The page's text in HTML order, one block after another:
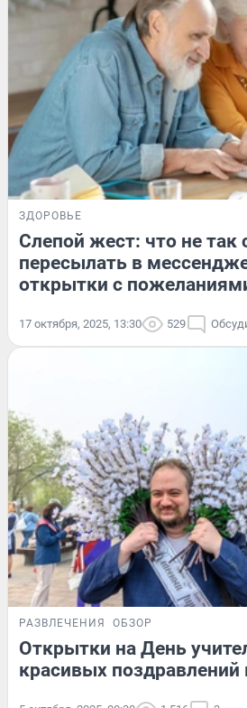
ЗДОРОВЬЕ
Слепой жест: что не так
пересылать в
открытки с
17 октября, 2025, 13:30 529
РАЗВЛЕЧЕНИЯ ОБЗОР
Открытки на День
красивых поздравлений